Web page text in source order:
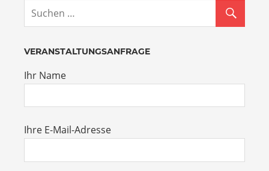
VERANSTALTUNGSANFRAGE
Ihr Name
Ihre E-Mail-Adresse